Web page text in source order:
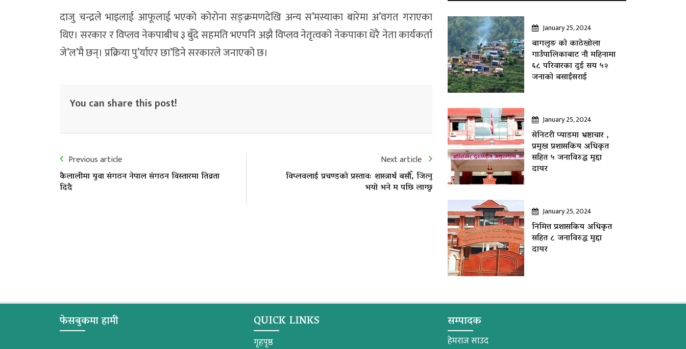
दाजु चन्द्रले भाइलाई आफूलाई भएको कोरोना सङ्क्रमणदेखि अन्य स’मस्याका बारेमा अ’वगत गराएका
थिए। सरकार र विप्लव नेकपाबीच ३ बुँदे सहमति भएपनि अझै विप्लव नेतृत्वको नेकपाका धेरै नेता कार्यकर्ता
जे’ल’मै छन्। प्रक्रिया पु’र्याएर छा’डिने सरकारले जनाएको छ।
You can share this post!
Previous article
कैलालीमा युवा संगठन नेपाल संगठन विस्तारमा तिव्रता
दिदै
Next article
विप्लवलाई प्रचण्डको प्रस्तावः शास्त्रार्थ बसौँ, जित्नु
भयो भने म पछि लाग्छु
January 25, 2024
बागलुङ काे काठेखोला
गाउँपालिकाबाट नौ महिनामा
६८ परिवारका दुई सय ५२
जनाकाे बसाइँसराई
January 25, 2024
सेनिटरी प्याडमा भ्रष्टाचार ,
प्रमुख प्रशासकिय अधिकृत
सहित ५ जनाविरुद्ध मुद्दा
दायर
January 25, 2024
निमित्त प्रशासकिय अधिकृत
सहित ८ जनाविरुद्ध मुद्दा
दायर
फेसबुकमा हामी QUICK LINKS
गृहपृष्ठ
सम्पादक
हेमराज साउद